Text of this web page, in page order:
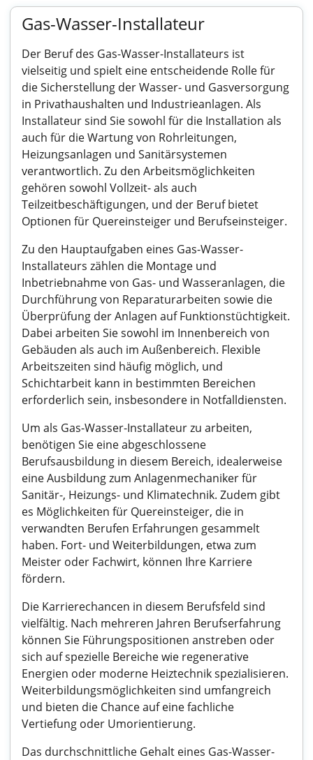
Gas-Wasser-Installateur
Der Beruf des Gas-Wasser-Installateurs ist
vielseitig und spielt eine entscheidende Rolle für
die Sicherstellung der Wasser- und Gasversorgung
in Privathaushalten und Industrieanlagen. Als
Installateur sind Sie sowohl für die Installation als
auch für die Wartung von Rohrleitungen,
Heizungsanlagen und Sanitärsystemen
verantwortlich. Zu den Arbeitsmöglichkeiten
gehören sowohl Vollzeit- als auch
Teilzeitbeschäftigungen, und der Beruf bietet
Optionen für Quereinsteiger und Berufseinsteiger.
Zu den Hauptaufgaben eines Gas-Wasser-
Installateurs zählen die Montage und
Inbetriebnahme von Gas- und Wasseranlagen, die
Durchführung von Reparaturarbeiten sowie die
Überprüfung der Anlagen auf Funktionstüchtigkeit.
Dabei arbeiten Sie sowohl im Innenbereich von
Gebäuden als auch im Außenbereich. Flexible
Arbeitszeiten sind häufig möglich, und
Schichtarbeit kann in bestimmten Bereichen
erforderlich sein, insbesondere in Notfalldiensten.
Um als Gas-Wasser-Installateur zu arbeiten,
benötigen Sie eine abgeschlossene
Berufsausbildung in diesem Bereich, idealerweise
eine Ausbildung zum Anlagenmechaniker für
Sanitär-, Heizungs- und Klimatechnik. Zudem gibt
es Möglichkeiten für Quereinsteiger, die in
verwandten Berufen Erfahrungen gesammelt
haben. Fort- und Weiterbildungen, etwa zum
Meister oder Fachwirt, können Ihre Karriere
fördern.
Die Karrierechancen in diesem Berufsfeld sind
vielfältig. Nach mehreren Jahren Berufserfahrung
können Sie Führungspositionen anstreben oder
sich auf spezielle Bereiche wie regenerative
Energien oder moderne Heiztechnik spezialisieren.
Weiterbildungsmöglichkeiten sind umfangreich
und bieten die Chance auf eine fachliche
Vertiefung oder Umorientierung.
Das durchschnittliche Gehalt eines Gas-Wasser-